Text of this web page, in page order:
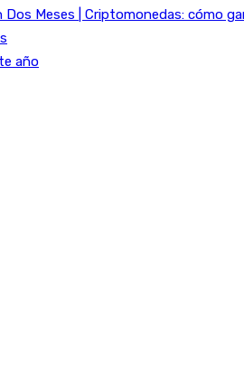
Meses | Criptomonedas: cómo
año